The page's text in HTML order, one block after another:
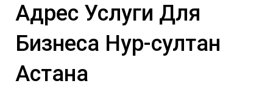
Адрес Услуги Для
Бизнеса Нур-султан
Астана